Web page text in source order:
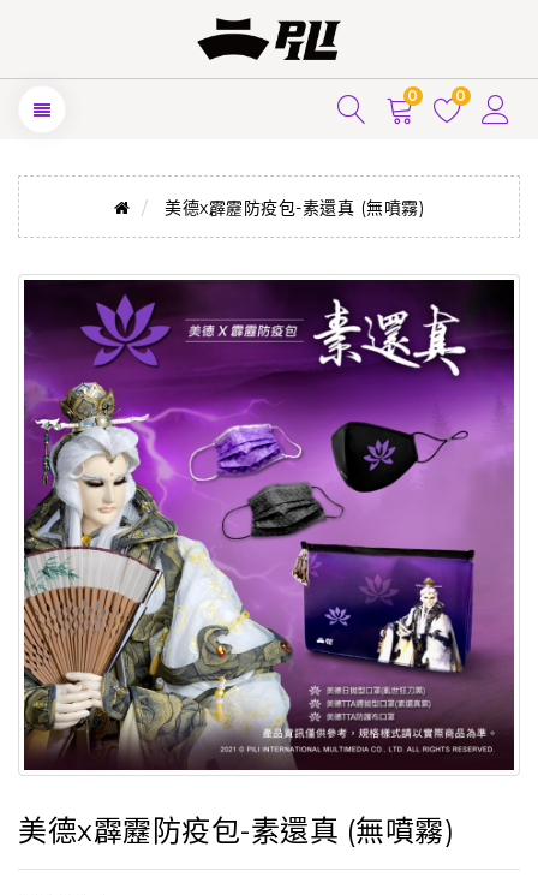
0 0
美德x霹靂防疫包-素還真 (無噴霧)
美德x霹靂防疫包-素還真 (無噴霧)